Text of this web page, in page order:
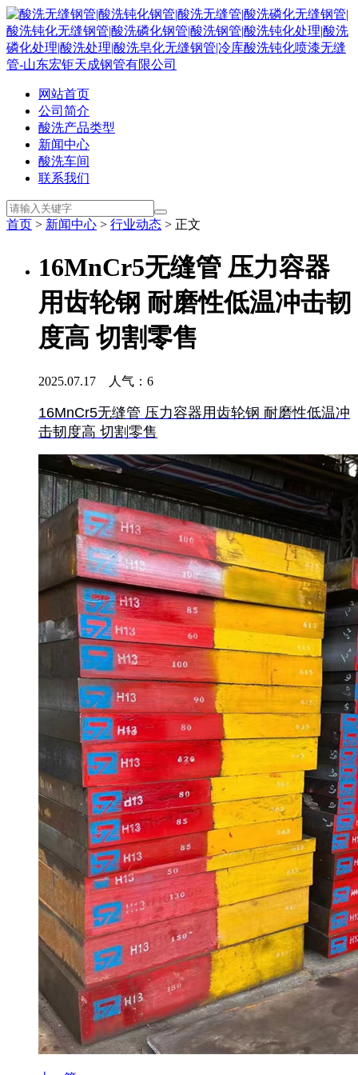
网站首页
公司简介
酸洗产品类型
新闻中心
酸洗车间
联系我们
首页 > 新闻中心 > 行业动态 > 正文
16MnCr5无缝管 压力容器
用齿轮钢 耐磨性低温冲击韧
度高 切割零售
2025.07.17 人气： 6
16MnCr5无缝管 压力容器用齿轮钢 耐磨性低温冲
击韧度高 切割零售